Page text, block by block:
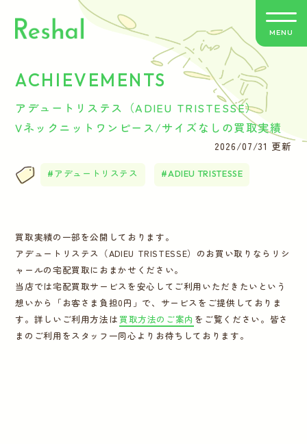
リシャールの特徴
買取方法のご案内
お客さまの声
バイヤー紹介
運営会社
MENU
ACHIEVEMENTS
アデュートリステス（ADIEU TRISTESSE）
Vネックニットワンピース/サイズなしの買取実績
2026/07/31 更新
アデュートリステス ADIEU TRISTESSE
買取実績の一部を公開しております。
アデュートリステス（ADIEU TRISTESSE）のお買い取りならリシ
ャールの宅配買取におまかせください。
当店では宅配買取サービスを安心してご利用いただきたいという
想いから「お客さま負担0円」で、サービスをご提供しておりま
す。詳しいご利用方法は 買取方法のご案内 をご覧ください。皆さ
まのご利用をスタッフ一同心よりお待ちしております。